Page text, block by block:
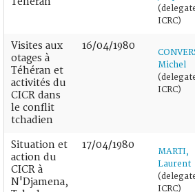
ICRC)
Visites aux
otages à
Téhéran et
activités du
CICR dans
le conflit
tchadien
16/04/1980
Michel
ICRC)
Situation et
action du
CICR à
N'Djamena,
17/04/1980
MARTI,
Laurent
ICRC)